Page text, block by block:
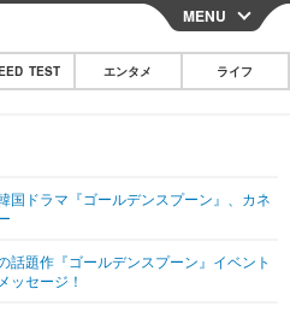
CLOSE
その他
MENU
TEST エンタメ ライフ
国ドラマ『ゴールデンスプーン』、カネ
話題作『ゴールデンスプーン』イベント
ッセージ！